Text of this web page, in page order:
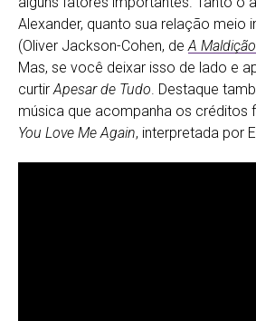
Alexander, quanto sua relação meio
(Oliver Jackson-Cohen, deA
Mas, se você deixar isso de lado e
curtirApesar de Tudo. Destaque
música que acompanha os créditos
You Love Me Again, interpretada por